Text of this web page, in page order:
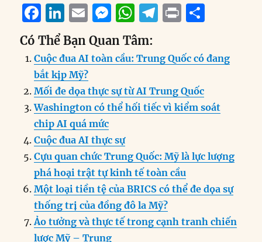
F
a
c
e
b
o
o
k
Li
n
k
e
d
I
n
E
m
ai
l
M
ss
e
n
g
W
h
at
s
A
p
T
g
r
a
P
n
t
a
re
Có Thể Bạn Quan Tâm:
Cuộc đua AI toàn cầu: Trung Quốc có đang
bắt kịp Mỹ?
Mối đe dọa thực sự từ AI Trung Quốc
Washington có thể hối tiếc vì kiểm soát
chip AI quá mức
Cuộc đua AI thực sự
Cựu quan chức Trung Quốc: Mỹ là lực lượng
phá hoại trật tự kinh tế toàn cầu
Một loại tiền tệ của BRICS có thể đe dọa sự
thống trị của đồng đô la Mỹ?
Ảo tưởng và thực tế trong cạnh tranh chiến
lược Mỹ – Trung